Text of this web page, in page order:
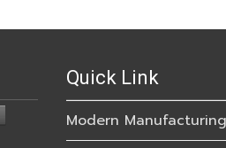
Quick Link
Modern